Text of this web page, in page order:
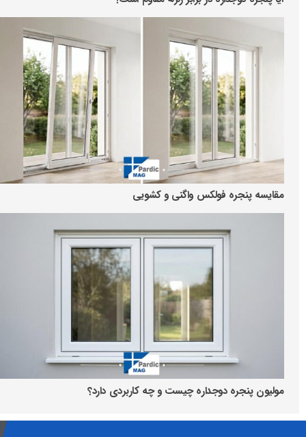
مقایسه پنجره فولکس واگنی و کشویی
مولیون پنجره دوجداره چیست و چه کاربردی دارد؟